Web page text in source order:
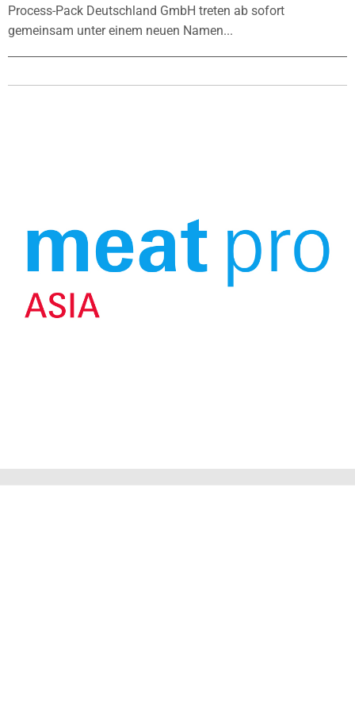
Process-Pack Deutschland GmbH treten ab sofort
gemeinsam unter einem neuen Namen...